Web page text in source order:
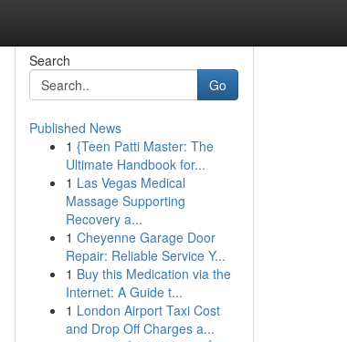
Search
Go
Published News
1 {Teen Patti Master: The
Ultimate Handbook for...
1 Las Vegas Medical
Massage Supporting
Recovery a...
1 Cheyenne Garage Door
Repair: Reliable Service Y...
1 Buy this Medication via the
Internet: A Guide t...
1 London Airport Taxi Cost
and Drop Off Charges a...